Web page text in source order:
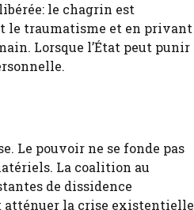
le chagrin est
le traumatisme et en privant
Lorsque l’État peut punir
Le pouvoir ne se fonde pas
La coalition au
de dissidence
atténuer la crise existentielle